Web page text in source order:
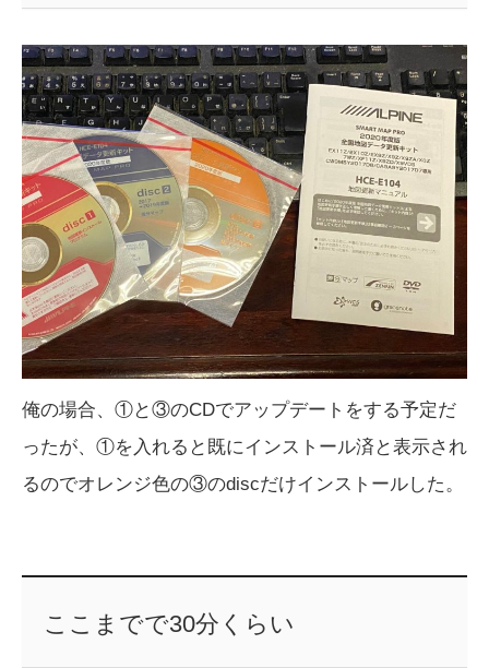
俺の場合、①と③のCDでアップデートをする予定だ
ったが、①を入れると既にインストール済と表示され
るのでオレンジ色の③のdiscだけインストールした。
ここまでで30分くらい